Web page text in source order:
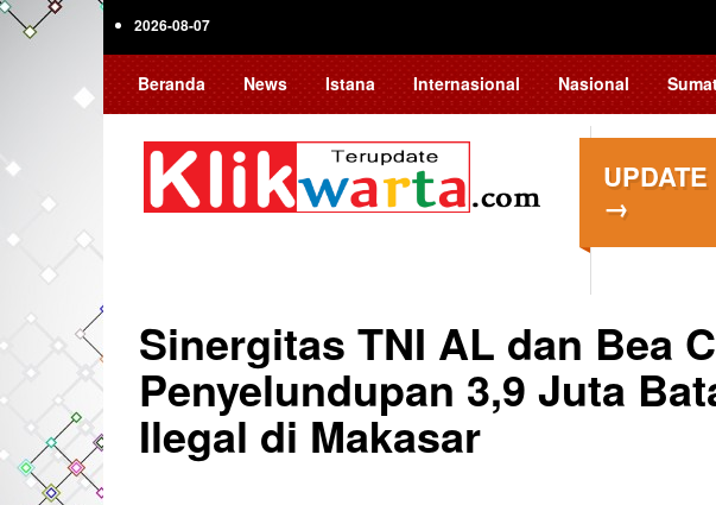
Skip
2026-08-07
Beranda News Istana Internasional Nasional
UPDATE
→
Sinergitas TNI AL dan Bea
Penyelundupan 3,9 Juta
Ilegal di Makasar